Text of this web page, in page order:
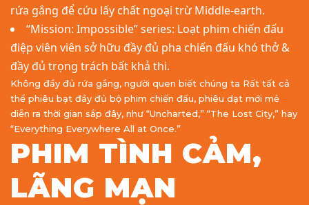
rứa gắng để cứu lấy chất ngoại trừ Middle-earth.
“Mission: Impossible” series: Loạt phim chiến đấu
điệp viên viên sở hữu đầy đủ pha chiến đấu khó thở &
đầy đủ trọng trách bất khả thi.
Không đầy đủ rứa gắng, người quen biết chúng ta Rất tất cả
thể phiêu bạt đầy đủ bộ phim chiến đấu, phiêu dạt mới mẻ
diễn ra thời gian sắp đây, như “Uncharted,” “The Lost City,” hay
“Everything Everywhere All at Once.”
PHIM TÌNH CẢM,
LÃNG MẠN